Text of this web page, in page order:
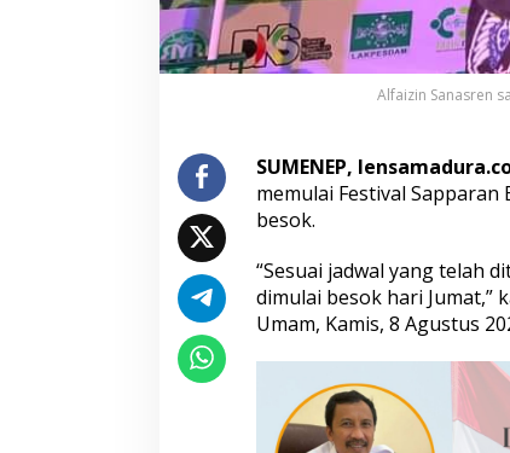
k
,
a
m
a
n
Alfaizin Sanasren
SUMENEP,
memulai Festival Sapparan
besok.
“Sesuai jadwal yang telah
dimulai besok hari Jumat,”
Umam, Kamis, 8 Agustus